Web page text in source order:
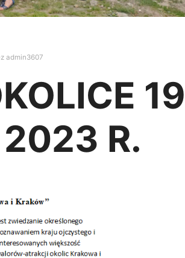
admin3607
19
R.